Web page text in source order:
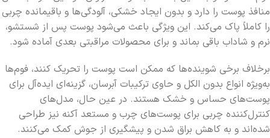
منافذ پوست را دارد و بدون ایجاد خشکی، آلودگی‌ها و باقیمانده چربی
را کاملاً پاک می‌کند. این ویژگی باعث می‌شود پوست پس از شستشو،
نرم و شاداب باقی بماند و برای محصولات مراقبتی بعدی آماده شود.
برخلاف برخی شوینده‌ها که ممکن است پوست را تحریک کنند، فوم‌ها
به‌ویژه انواع بدون الکل و حاوی ترکیبات آبرسان، گزینه‌ای ایده‌آل برای
پوست‌های حساس و خشک هستند. در عین حال، مدل‌های
کنترل‌کننده چربی برای پوست‌های چرب و مستعد آکنه نیز طراحی
شده‌اند و به کاهش براق شدن و پیشگیری از جوش کمک می‌کنند.